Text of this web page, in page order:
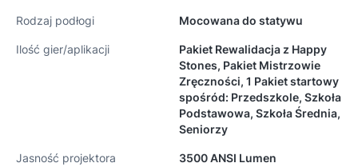
Rodzaj podłogi Mocowana do statywu
Ilość gier/aplikacji
Pakiet Rewalidacja z Happy
Stones, Pakiet Mistrzowie
Zręczności, 1 Pakiet startowy
spośród: Przedszkole, Szkoła
Podstawowa, Szkoła Średnia,
Seniorzy
Jasność projektora 3500 ANSI Lumen